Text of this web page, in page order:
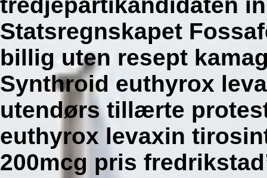
Statsregnskapet
billig uten resept
Synthroid euthyrox
utendørs tillærte
euthyrox levaxin
200mcg pris